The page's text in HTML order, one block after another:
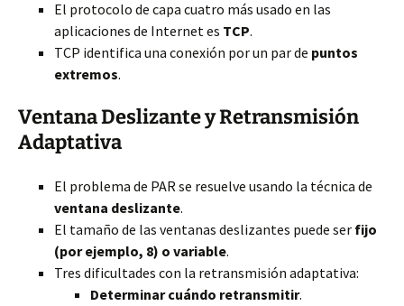
El protocolo de capa cuatro más usado en las
aplicaciones de Internet es TCP.
TCP identifica una conexión por un par de puntos
extremos.
Ventana Deslizante y Retransmisión
Adaptativa
El problema de PAR se resuelve usando la técnica de
ventana deslizante.
El tamaño de las ventanas deslizantes puede ser fijo
(por ejemplo, 8) o variable.
Tres dificultades con la retransmisión adaptativa:
Determinar cuándo retransmitir.